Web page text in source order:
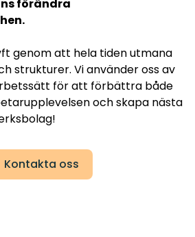
förändra
genom att hela tiden utmana
strukturer. Vi använder oss av
för att förbättra både
och skapa nästa
Kontakta oss